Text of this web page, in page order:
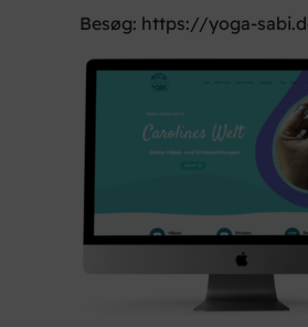
Besøg: https://yoga-